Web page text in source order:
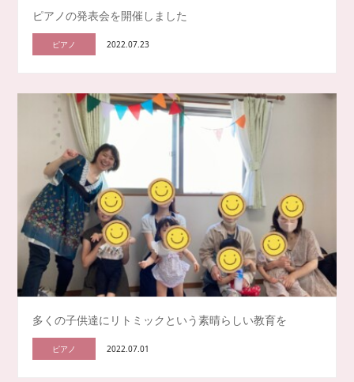
ピアノの発表会を開催しました
ピアノ 2022.07.23
多くの子供達にリトミックという素晴らしい教育を
ピアノ 2022.07.01